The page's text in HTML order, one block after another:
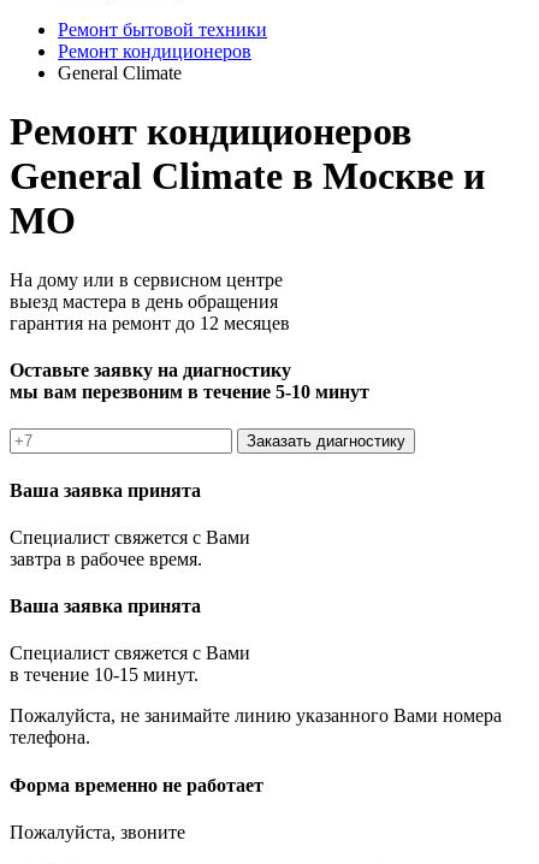
Ремонт бытовой техники
Ремонт кондиционеров
General Climate
Ремонт кондиционеров
General Climate в Москве и
МО
На дому или в сервисном центре
выезд мастера в день обращения
гарантия на ремонт до 12 месяцев
Оставьте заявку на диагностику
мы вам перезвоним в течение 5-10 минут
Заказать диагностику
Ваша заявка принята
Специалист свяжется с Вами
завтра в рабочее время.
Ваша заявка принята
Специалист свяжется с Вами
в течение 10-15 минут.
Пожалуйста, не занимайте линию указанного Вами номера
телефона.
Форма временно не работает
Пожалуйста, звоните